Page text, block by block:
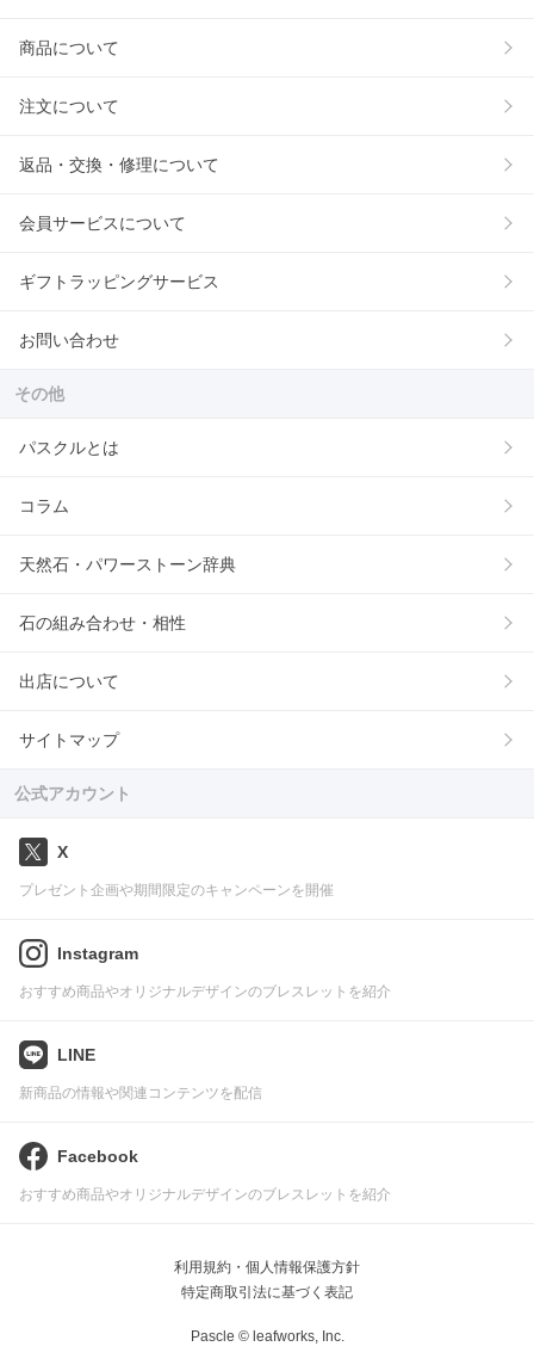
商品について
注文について
返品・交換・修理について
会員サービスについて
ギフトラッピングサービス
お問い合わせ
その他
パスクルとは
コラム
天然石・パワーストーン辞典
石の組み合わせ・相性
出店について
サイトマップ
公式アカウント
X
プレゼント企画や期間限定のキャンペーンを開催
Instagram
おすすめ商品やオリジナルデザインのブレスレットを紹介
LINE
新商品の情報や関連コンテンツを配信
Facebook
おすすめ商品やオリジナルデザインのブレスレットを紹介
利用規約・個人情報保護方針
特定商取引法に基づく表記
Pascle © leafworks, Inc.